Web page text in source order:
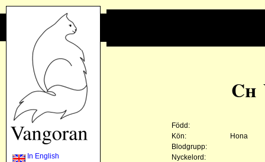
In English
Ch
Född:
Kön:
Hona
Blodgrupp:
Nyckelord: